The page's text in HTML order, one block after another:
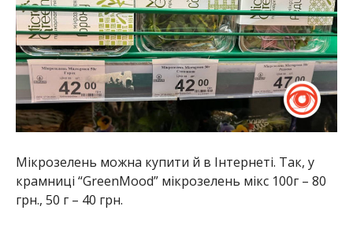
Мікрозелень можна купити й в Інтернеті. Так, у
крамниці “GreenMood” мікрозелень мікс 100г – 80
грн., 50 г – 40 грн.